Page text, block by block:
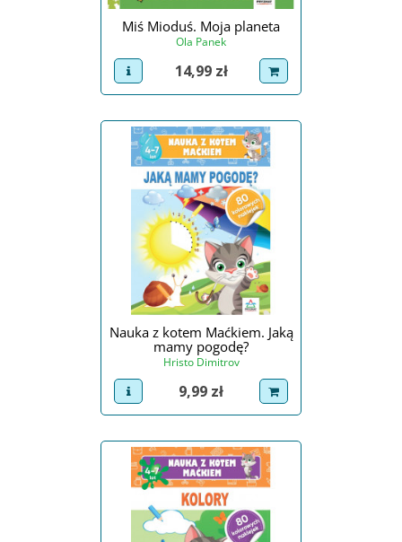
Miś Mioduś. Moja planeta
Ola Panek
view product
Cena
14,99 zł dodaj do koszyka
Nauka z kotem Maćkiem. Jaką
mamy pogodę?
Hristo Dimitrov
view product
Cena
9,99 zł dodaj do koszyka